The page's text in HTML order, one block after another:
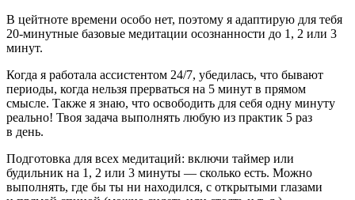
В цейтноте времени особо нет, поэтому я адаптирую для тебя
20-минутные базовые медитации осознанности до 1, 2 или 3
минут.
Когда я работала ассистентом 24/7, убедилась, что бывают
периоды, когда нельзя прерваться на 5 минут в прямом
смысле. Также я знаю, что освободить для себя одну минуту
реально! Твоя задача выполнять любую из практик 5 раз
в день.
Подготовка для всех медитаций: включи таймер или
будильник на 1, 2 или 3 минуты — сколько есть. Можно
выполнять, где бы ты ни находился, с открытыми глазами